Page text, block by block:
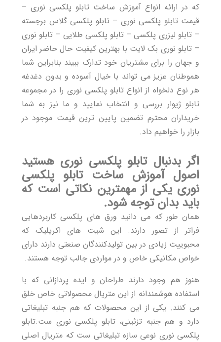
که در ارائه انواع آموزش ساخت تابلو پلکسی نوری –
قیمت تابلو پلکسی نوری – تابلو پلکسی گلاس برجسته
– تابلو لیزری پلکسی – تابلو پلکسی طلایی – تابلو نوری
– تابلو نوری بک لایت با بهترین کیفیت حال حاضر ایران
و جهان را برای مشتریان خود تدارک ببیند بنابراین شما
هموطنان عزیز می تواند با خیال آسوده و بدون دغدغه
هر نوع دلخواه از انواع تابلو پلکسی نوری را در مجموعه
تابلو ژیوار بررسی و انتخاب نمایید و ما نیز به شما
خریداران محترم تضمین پایین ترین قیمت موجود در
بازار را خواهیم داد.
اگر بدنبال تابلو پلکسی نوری هستید
اصول آموزش ساخت تابلو پلکسی
نوری یکی از مهمترین نکاتی است که
باید بدان توجه شود.
همان طور که می دانید ورق های پلکسی کاربردهایی
فراتر از تصور دارند. این شیت های اکریلیک که
محبوییت زیادی در بین تولیدکنندگان صنعتی دارند دارای
خواص مکانیکی خاص و در مواردی جالب توجه هستند.
هنوز هم وجود دارند طراحان و ایده پردازانی که با
استفاده هوشمندانه از این متریال محصولاتی خاص خلق
می کنند. یکی از این محصولات که هم جنبه تبلیغاتی
دارد و هم جنبه تزئینی، تابلو پلکسی نوری ست.تابلو
پلکسی نوری نوعی سازه تبلیغاتی ست که متریال اصلی